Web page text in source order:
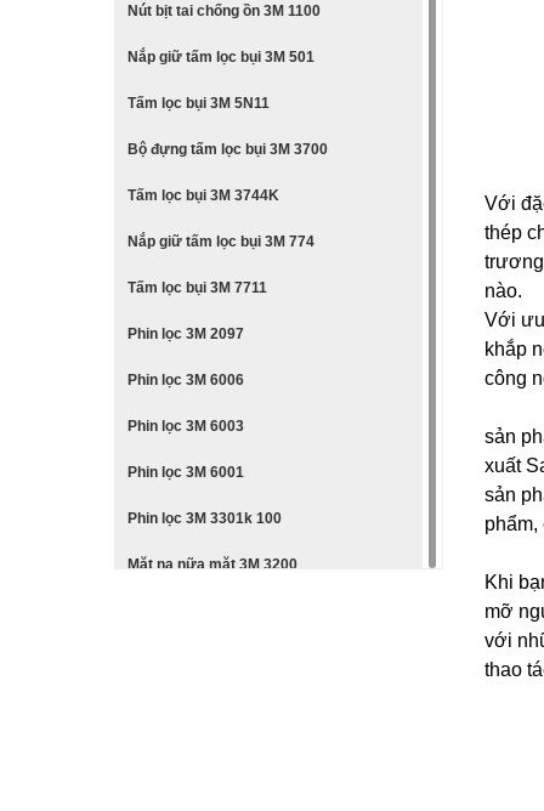
Nút bịt tai chống ồn 3M 1100
Nắp giữ tấm lọc bụi 3M 501
Tấm lọc bụi 3M 5N11
Bộ đựng tấm lọc bụi 3M 3700
Tấm lọc bụi 3M 3744K
Nắp giữ tấm lọc bụi 3M 774
Tấm lọc bụi 3M 7711
Phin lọc 3M 2097
Phin lọc 3M 6006
Phin lọc 3M 6003
Phin lọc 3M 6001
Phin lọc 3M 3301k 100
Mặt nạ nữa mặt 3M 3200
Với
thép
nào.
Với
khắp
công
sản
xuất
sản
Khi
mỡ
với
thao